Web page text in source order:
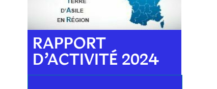
RAPPORT
D’ACTIVITÉ 2024